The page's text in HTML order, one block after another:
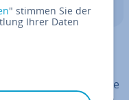
logischen
Jahr­zehn­ten
sich ver­schie­de­ne
, weshalb sie
" stimmen Sie der
Ihrer Daten